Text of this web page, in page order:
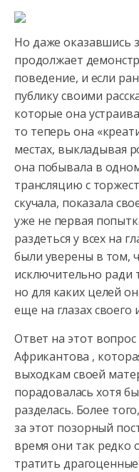
Но даже оказавшись
продолжает
поведение, и если
публику своими
которые она
то теперь она
местах, выкладывая
она побывала в
трансляцию с
скучала, показала
уже не первая
раздеться у всех на
были уверены в том,
исключительно ради
но для каких целей
еще на глазах своего
Ответ на этот
Африкантова ,
выходкам своей
порадовалась хотя
разделась. Более
за этот позорный
время они так редко
тратить